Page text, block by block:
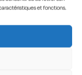
et fonctions.